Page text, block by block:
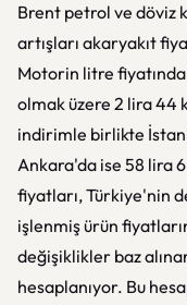
Brent petrol ve döviz
artışları akaryakıt
Motorin litre
olmak üzere 2 lira 44
indirimle birlikte
Ankara'da ise 58 lira
fiyatları, Türkiye'nin
işlenmiş ürün
değişiklikler baz
hesaplanıyor. Bu